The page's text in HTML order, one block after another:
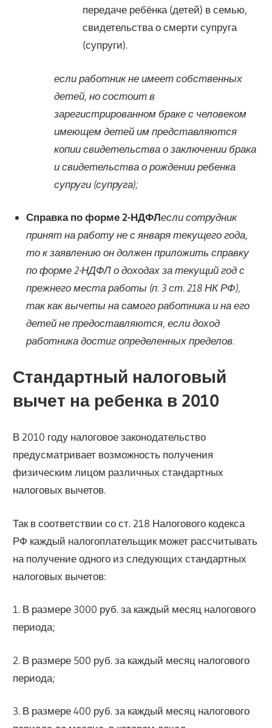
передаче ребёнка (детей) в семью,
свидетельства о смерти супруга
(супруги).
если работник не имеет собственных
детей, но состоит в
зарегистрированном браке с человеком
имеющем детей им представляются
копии свидетельства о заключении брака
и свидетельства о рождении ребенка
супруги (супруга);
Справка по форме 2-НДФЛесли сотрудник
принят на работу не с января текущего года,
то к заявлению он должен приложить справку
по форме 2-НДФЛ о доходах за текущий год с
прежнего места работы (п. 3 ст. 218 НК РФ),
так как вычеты на самого работника и на его
детей не предоставляются, если доход
работника достиг определенных пределов.
Стандартный налоговый
вычет на ребенка в 2010
В 2010 году налоговое законодательство
предусматривает возможность получения
физическим лицом различных стандартных
налоговых вычетов.
Так в соответствии со ст. 218 Налогового кодекса
РФ каждый налогоплательщик может рассчитывать
на получение одного из следующих стандартных
налоговых вычетов:
1. В размере 3000 руб. за каждый месяц налогового
периода;
2. В размере 500 руб. за каждый месяц налогового
периода;
3. В размере 400 руб. за каждый месяц налогового